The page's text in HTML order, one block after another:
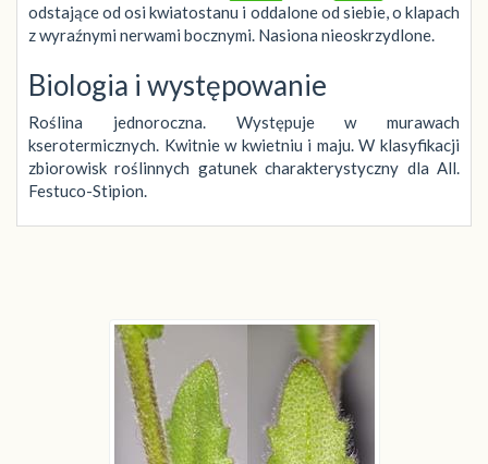
odstające od osi kwiatostanu i oddalone od siebie, o klapach
z wyraźnymi nerwami bocznymi. Nasiona nieoskrzydlone.
Biologia i występowanie
Roślina jednoroczna. Występuje w murawach
kserotermicznych. Kwitnie w kwietniu i maju. W klasyfikacji
zbiorowisk roślinnych gatunek charakterystyczny dla All.
Festuco-Stipion.